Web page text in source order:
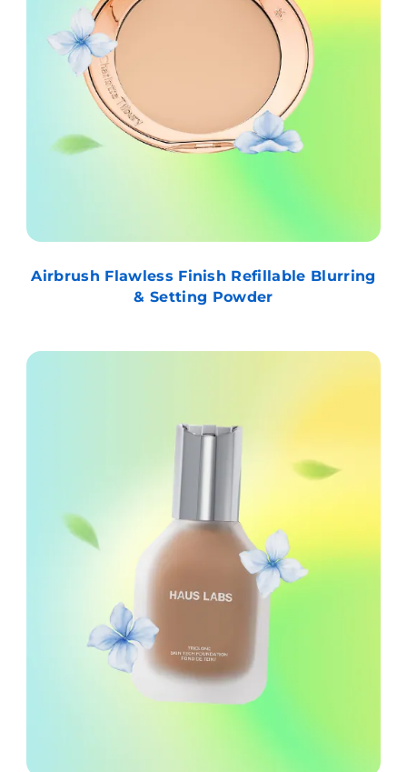
Airbrush Flawless Finish Refillable Blurring
& Setting Powder